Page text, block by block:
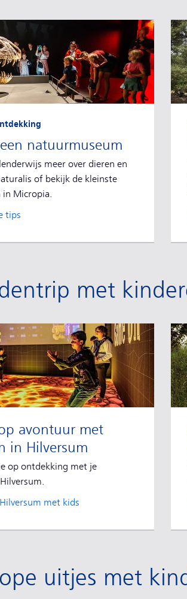
natuurmuseum
meer over dieren en
of bekijk de kleinste
in Micropia.
tips
met
avontuur met
in Hilversum
op ontdekking met je
met kids
uitjes met